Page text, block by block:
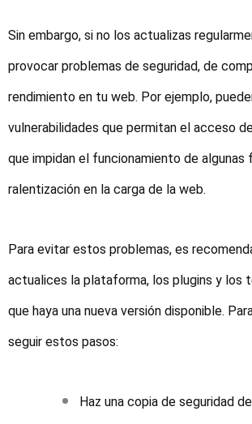
Sin embargo, si no los actualizas
provocar problemas de seguridad, de
rendimiento en tu web. Por ejemplo,
vulnerabilidades que permitan el acceso
que impidan el funcionamiento de algunas
ralentización en la carga de la web.
Para evitar estos problemas, es
actualices la plataforma, los plugins y los
que haya una nueva versión disponible.
seguir estos pasos:
Haz una copia de seguridad